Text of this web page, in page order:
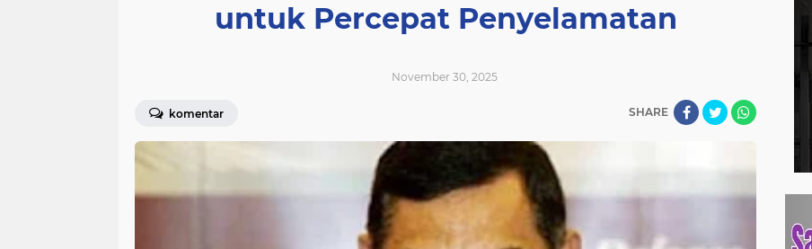
untuk Percepat Penyelamatan
November 30, 2025
komentar SHARE